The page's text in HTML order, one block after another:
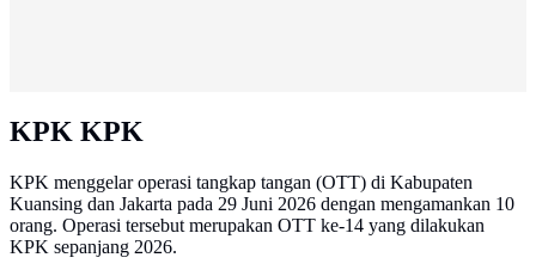
KPK KPK
KPK menggelar operasi tangkap tangan (OTT) di Kabupaten
Kuansing dan Jakarta pada 29 Juni 2026 dengan mengamankan 10
orang. Operasi tersebut merupakan OTT ke-14 yang dilakukan
KPK sepanjang 2026.